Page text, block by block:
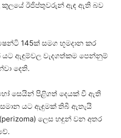
කුලයේ ඊජිප්තුවරුන් ඇඳ ඇති බව
145ක් සමග භූමදාන කර
ඇඳුම්වල වැදගත්කම පෙන්නුම්
දෙති.
සෙයින් පිළිගත් දෙයක් වී ඇති
යට ඇඳුමක් තිබී ඇතැයි
ලෙස හඳුන් වන අතර